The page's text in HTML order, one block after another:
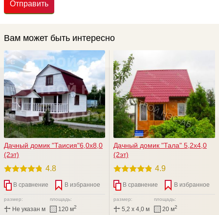
Отправить
Вам может быть интересно
Дачный домик "Таисия"6,0х8,0
(2эт)
4.8
В сравнение В избранное
размер:
Не указан м
площадь:
120 м2
Дачный домик "Тала" 5,2х4,0
(2эт)
4.9
В сравнение В избранное
размер:
5,2 x 4,0 м
площадь:
20 м2